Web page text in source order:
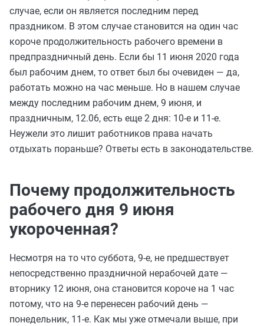
случае, если он является последним перед
праздником. В этом случае становится на один час
короче продолжительность рабочего времени в
предпраздничный день. Если бы 11 июня 2020 года
был рабочим днем, то ответ был бы очевиден — да,
работать можно на час меньше. Но в нашем случае
между последним рабочим днем, 9 июня, и
праздничным, 12.06, есть еще 2 дня: 10-е и 11-е.
Неужели это лишит работников права начать
отдыхать пораньше? Ответы есть в законодательстве.
Почему продолжительность
рабочего дня 9 июня
укороченная?
Несмотря на то что суббота, 9-е, не предшествует
непосредственно праздничной нерабочей дате —
вторнику 12 июня, она становится короче на 1 час
потому, что на 9-е перенесен рабочий день —
понедельник, 11-е. Как мы уже отмечали выше, при